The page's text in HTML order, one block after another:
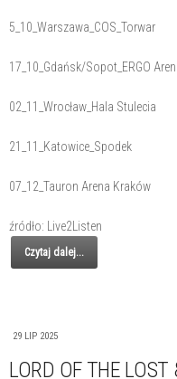
5_10_Warszawa_COS_Torwar
17_10_Gdańsk/Sopot_ERGO
02_11_Wrocław_Hala Stulecia
21_11_Katowice_Spodek
07_12_Tauron Arena Kraków
źródło: Live2Listen
Czytaj dalej...
29 LIP 2025
LORD OF THE